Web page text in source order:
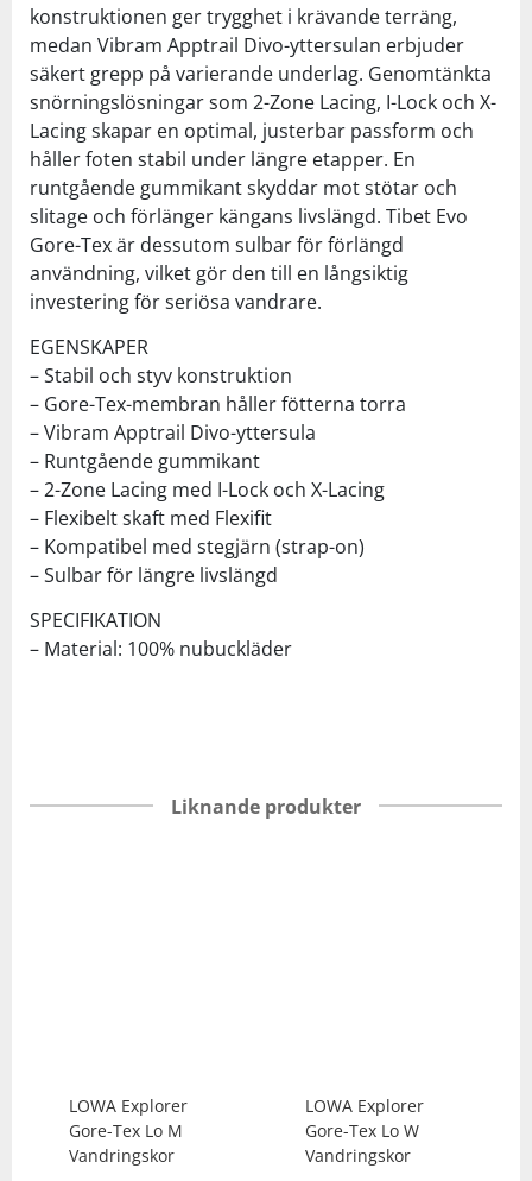
konstruktionen ger trygghet i krävande terräng,
medan Vibram Apptrail Divo-yttersulan erbjuder
säkert grepp på varierande underlag. Genomtänkta
snörningslösningar som 2-Zone Lacing, I-Lock och X-
Lacing skapar en optimal, justerbar passform och
håller foten stabil under längre etapper. En
runtgående gummikant skyddar mot stötar och
slitage och förlänger kängans livslängd. Tibet Evo
Gore-Tex är dessutom sulbar för förlängd
användning, vilket gör den till en långsiktig
investering för seriösa vandrare.
EGENSKAPER
– Stabil och styv konstruktion
– Gore-Tex-membran håller fötterna torra
– Vibram Apptrail Divo-yttersula
– Runtgående gummikant
– 2-Zone Lacing med I-Lock och X-Lacing
– Flexibelt skaft med Flexifit
– Kompatibel med stegjärn (strap-on)
– Sulbar för längre livslängd
SPECIFIKATION
– Material: 100% nubuckläder
Liknande produkter
LOWA Explorer
Gore-Tex Lo M
Vandringskor
LOWA Explorer
Gore-Tex Lo W
Vandringskor